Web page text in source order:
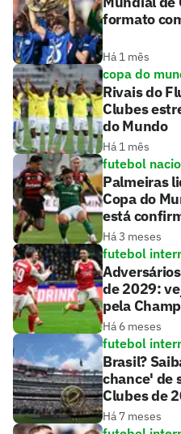
formato
Há 1 mês
copa do
Rivais do
Clubes
do Mundo
Há 1 mês
futebol
Palmeiras
Copa do
está
Há 3 meses
futebol
de 2029:
pela
Há 6 meses
futebol
Brasil?
chance' de
Clubes de
Há 7 meses